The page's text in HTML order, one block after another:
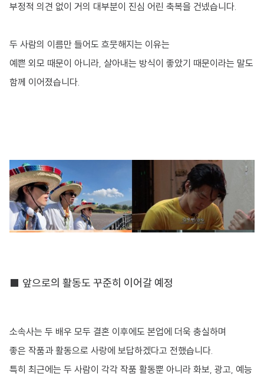
부정적 의견 없이 거의 대부분이 진심 어린 축복을 건넸습니다.
두 사람의 이름만 들어도 흐뭇해지는 이유는
예쁜 외모 때문이 아니라, 살아내는 방식이 좋았기 때문이라는 말도
함께 이어졌습니다.
■ 앞으로의 활동도 꾸준히 이어갈 예정
소속사는 두 배우 모두 결혼 이후에도 본업에 더욱 충실하며
좋은 작품과 활동으로 사랑에 보답하겠다고 전했습니다.
특히 최근에는 두 사람이 각각 작품 활동뿐 아니라 화보, 광고, 예능